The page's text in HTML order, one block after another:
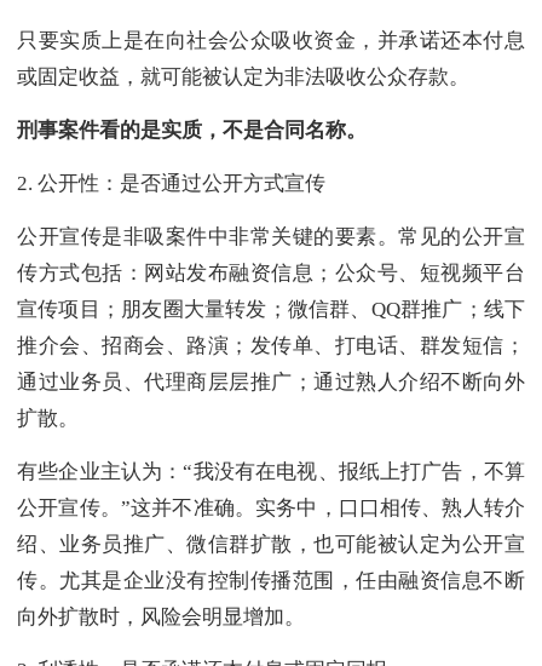
只要实质上是在向社会公众吸收资金，并承诺还本付息
或固定收益，就可能被认定为非法吸收公众存款。
刑事案件看的是实质，不是合同名称。
2. 公开性：是否通过公开方式宣传
公开宣传是非吸案件中非常关键的要素。常见的公开宣
传方式包括：网站发布融资信息；公众号、短视频平台
宣传项目；朋友圈大量转发；微信群、QQ群推广；线下
推介会、招商会、路演；发传单、打电话、群发短信；
通过业务员、代理商层层推广；通过熟人介绍不断向外
扩散。
有些企业主认为：“我没有在电视、报纸上打广告，不算
公开宣传。”这并不准确。实务中，口口相传、熟人转介
绍、业务员推广、微信群扩散，也可能被认定为公开宣
传。尤其是企业没有控制传播范围，任由融资信息不断
向外扩散时，风险会明显增加。